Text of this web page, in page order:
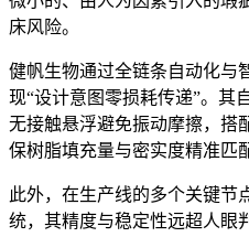
床风险。
健帆生物通过全链条自动化与
现“设计意图零损耗传递”。其
无接触悬浮避免振动摩擦，搭
保树脂填充量与密实度精准匹
此外，在生产线的多个关键节
统，其精度与稳定性远超人眼